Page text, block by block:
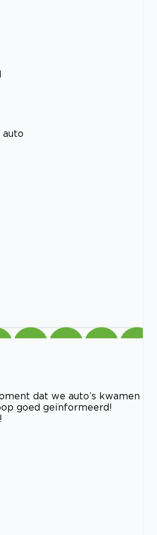
auto
dat we auto’s kwamen
goed geïnformeerd!